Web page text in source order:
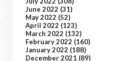
June 2022 (31)
May 2022 (52)
April 2022 (123)
March 2022 (132)
February 2022 (160)
January 2022 (188)
December 2021 (89)